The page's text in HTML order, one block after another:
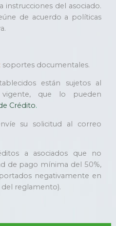
instrucciones del asociado.
de acuerdo a políticas
soportes documentales.
están sujetos al
que lo pueden
Crédito.
su solicitud al correo
a asociados que no
de pago mínima del 50%,
negativamente en
del reglamento).